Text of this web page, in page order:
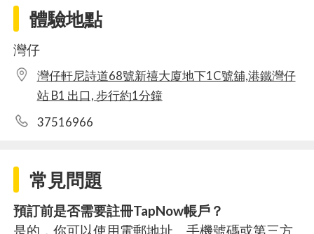
體驗地點
灣仔
灣仔軒尼詩道68號新禧大廈地下1C號舖,港鐵灣仔
站 B1 出口, 步行約1分鐘
37516966
常見問題
預訂前是否需要註冊TapNow帳戶？
是的，你可以使用電郵地址、手機號碼或第三方